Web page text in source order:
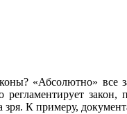
«Абсолютно»
регламентирует
зря. К примеру,